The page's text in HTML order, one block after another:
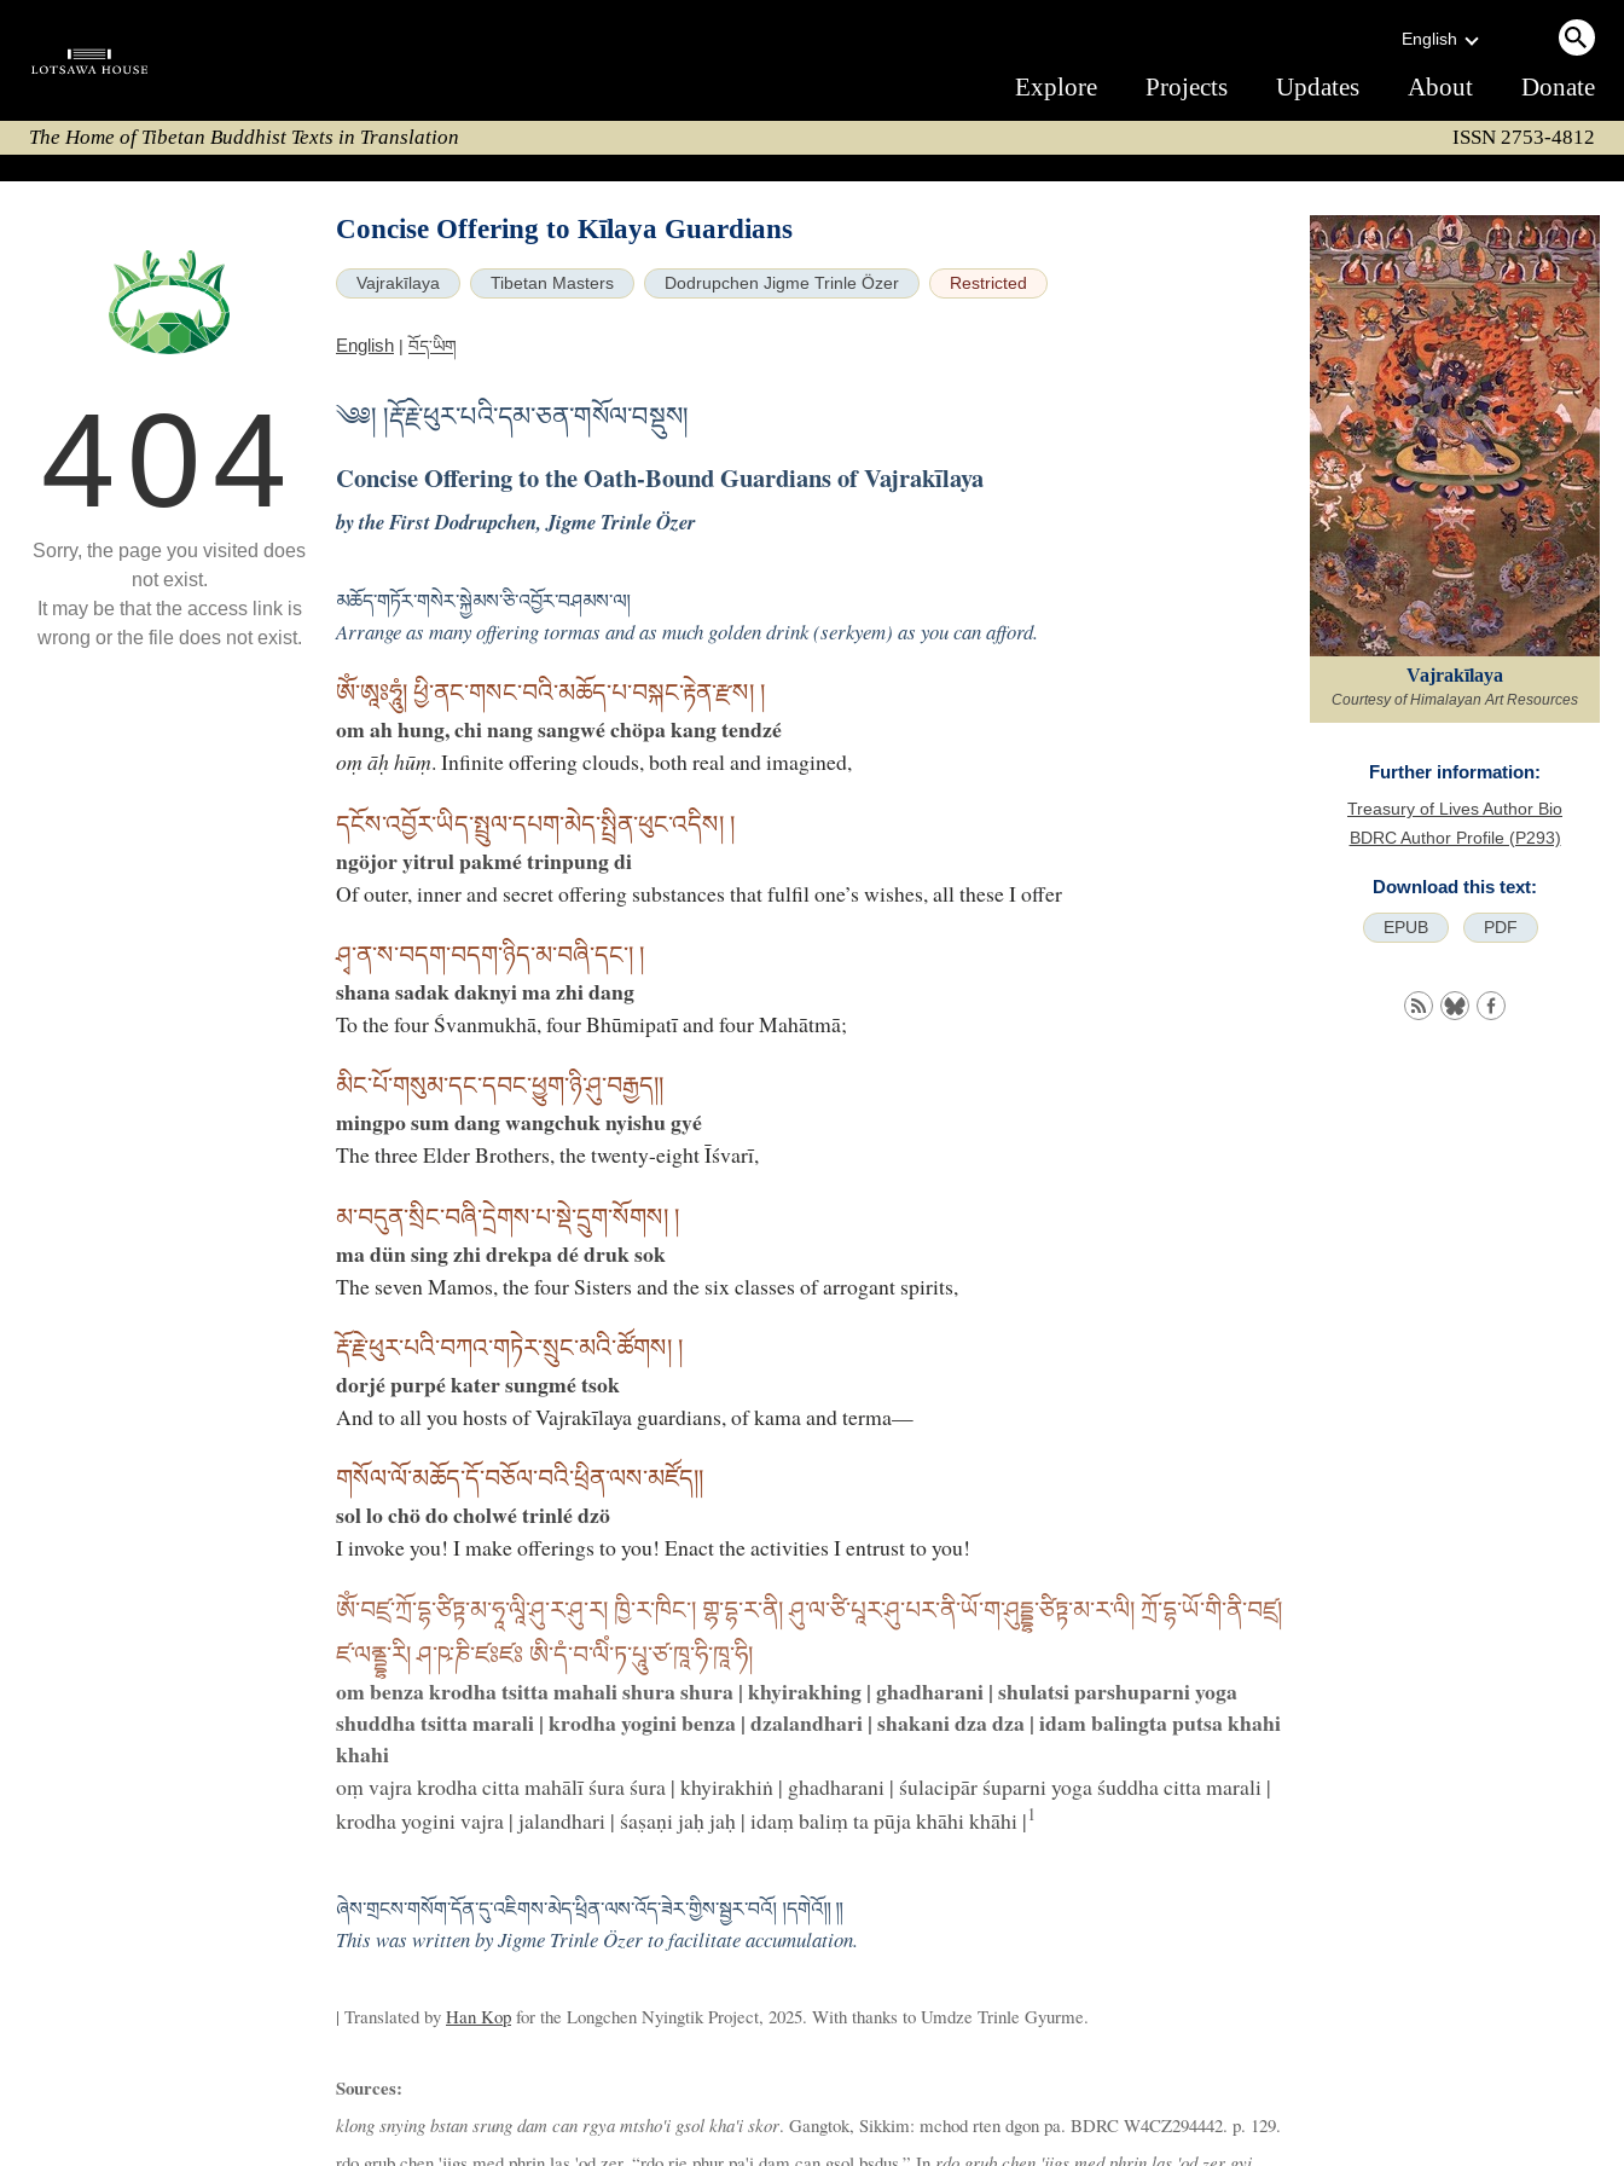
English
Explore Projects Updates About Donate
The Home of Tibetan Buddhist Texts in Translation ISSN 2753-4812
404
Sorry, the page you visited does
not exist.
It may be that the access link is
wrong or the file does not exist.
Concise Offering to Kīlaya Guardians
Vajrakīlaya Tibetan Masters Dodrupchen Jigme Trinle Özer Restricted
English | བོད་ཡིག
༄༅། །རྡོ་རྗེ་ཕུར་པའི་དམ་ཅན་གསོལ་བསྡུས།
Concise Offering to the Oath-Bound Guardians of Vajrakīlaya
by the First Dodrupchen, Jigme Trinle Özer
མཆོད་གཏོར་གསེར་སྐྱེམས་ཅི་འབྱོར་བཤམས་ལ།
Arrange as many offering tormas and as much golden drink (serkyem) as you can afford.
ཨོཾ་ཨཱཿཧཱུཾ། ཕྱི་ནང་གསང་བའི་མཆོད་པ་བསྐང་རྟེན་རྫས། །
om ah hung, chi nang sangwé chöpa kang tendzé
oṃ āḥ hūṃ. Infinite offering clouds, both real and imagined,
དངོས་འབྱོར་ཡིད་སྤྲུལ་དཔག་མེད་སྤྲིན་ཕུང་འདིས། །
ngöjor yitrul pakmé trinpung di
Of outer, inner and secret offering substances that fulfil one’s wishes, all these I offer
ཤྭ་ན་ས་བདག་བདག་ཉིད་མ་བཞི་དང་། །
shana sadak daknyi ma zhi dang
To the four Śvanmukhā, four Bhūmipatī and four Mahātmā;
མིང་པོ་གསུམ་དང་དབང་ཕྱུག་ཉི་ཤུ་བརྒྱད།།
mingpo sum dang wangchuk nyishu gyé
The three Elder Brothers, the twenty-eight Īśvarī,
མ་བདུན་སྲིང་བཞི་དྲེགས་པ་སྡེ་དྲུག་སོགས། །
ma dün sing zhi drekpa dé druk sok
The seven Mamos, the four Sisters and the six classes of arrogant spirits,
རྡོ་རྗེ་ཕུར་པའི་བཀའ་གཏེར་སྲུང་མའི་ཚོགས། །
dorjé purpé kater sungmé tsok
And to all you hosts of Vajrakīlaya guardians, of kama and terma—
གསོལ་ལོ་མཆོད་དོ་བཅོལ་བའི་ཕྲིན་ལས་མཛོད།།
sol lo chö do cholwé trinlé dzö
I invoke you! I make offerings to you! Enact the activities I entrust to you!
ཨོཾ་བཛྲ་ཀྲོ་དྷ་ཙིཏྟ་མ་ཧཱ་ལཱི་ཤུ་ར་ཤུ་ར། ཁྱི་ར་ཁིང་། གྷ་དྷ་ར་ནི། ཤུ་ལ་ཙི་པཱར་ཤུ་པར་ནི་ཡོ་ག་ཤུདྡྷ་ཙིཏྟ་མ་ར་ལི། ཀྲོ་དྷ་ཡོ་གི་ནི་བཛྲ།
ཛ་ལནྡྷ་རི། ཤ་ཥ་ཎི་ཛཿཛཿ ཨི་དཾ་བ་ལིཾ་ཏ་པཱུ་ཙ་ཁཱ་ཧི་ཁཱ་ཧི།
om benza krodha tsitta mahali shura shura | khyirakhing | ghadharani | shulatsi parshuparni yoga
shuddha tsitta marali | krodha yogini benza | dzalandhari | shakani dza dza | idam balingta putsa khahi
khahi
oṃ vajra krodha citta mahālī śura śura | khyirakhiṅ | ghadharani | śulacipār śuparni yoga śuddha citta marali |
krodha yogini vajra | jalandhari | śaṣaṇi jaḥ jaḥ | idaṃ baliṃ ta pūja khāhi khāhi |1
ཞེས་གྲངས་གསོག་དོན་དུ་འཇིགས་མེད་ཕྲིན་ལས་འོད་ཟེར་གྱིས་སྦྱར་བའོ། །དགེའོ༎ ༎
This was written by Jigme Trinle Özer to facilitate accumulation.
| Translated by Han Kop for the Longchen Nyingtik Project, 2025. With thanks to Umdze Trinle Gyurme.
Sources:
klong snying bstan srung dam can rgya mtsho'i gsol kha'i skor. Gangtok, Sikkim: mchod rten dgon pa. BDRC W4CZ294442. p. 129.
Vajrakīlaya
Courtesy of Himalayan Art Resources
Further information:
Treasury of Lives Author Bio
BDRC Author Profile (P293)
Download this text:
EPUB PDF